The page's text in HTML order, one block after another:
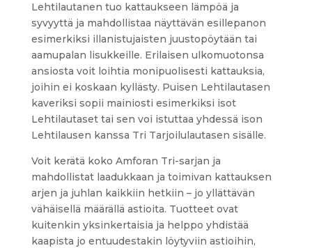
Lehtilautanen tuo kattaukseen lämpöä ja
syvyyttä ja mahdollistaa näyttävän esillepanon
esimerkiksi illanistujaisten juustopöytään tai
aamupalan lisukkeille. Erilaisen ulkomuotonsa
ansiosta voit loihtia monipuolisesti kattauksia,
joihin ei koskaan kyllästy. Puisen Lehtilautasen
kaveriksi sopii mainiosti esimerkiksi isot
Lehtilautaset tai sen voi istuttaa yhdessä ison
Lehtilausen kanssa Tri Tarjoilulautasen sisälle.
Voit kerätä koko Amforan Tri-sarjan ja
mahdollistat laadukkaan ja toimivan kattauksen
arjen ja juhlan kaikkiin hetkiin – jo yllättävän
vähäisellä määrällä astioita. Tuotteet ovat
kuitenkin yksinkertaisia ja helppo yhdistää
kaapista jo entuudestakin löytyviin astioihin,